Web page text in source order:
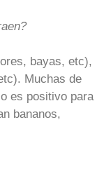
bayas, etc),
Muchas de
es positivo para
bananos,